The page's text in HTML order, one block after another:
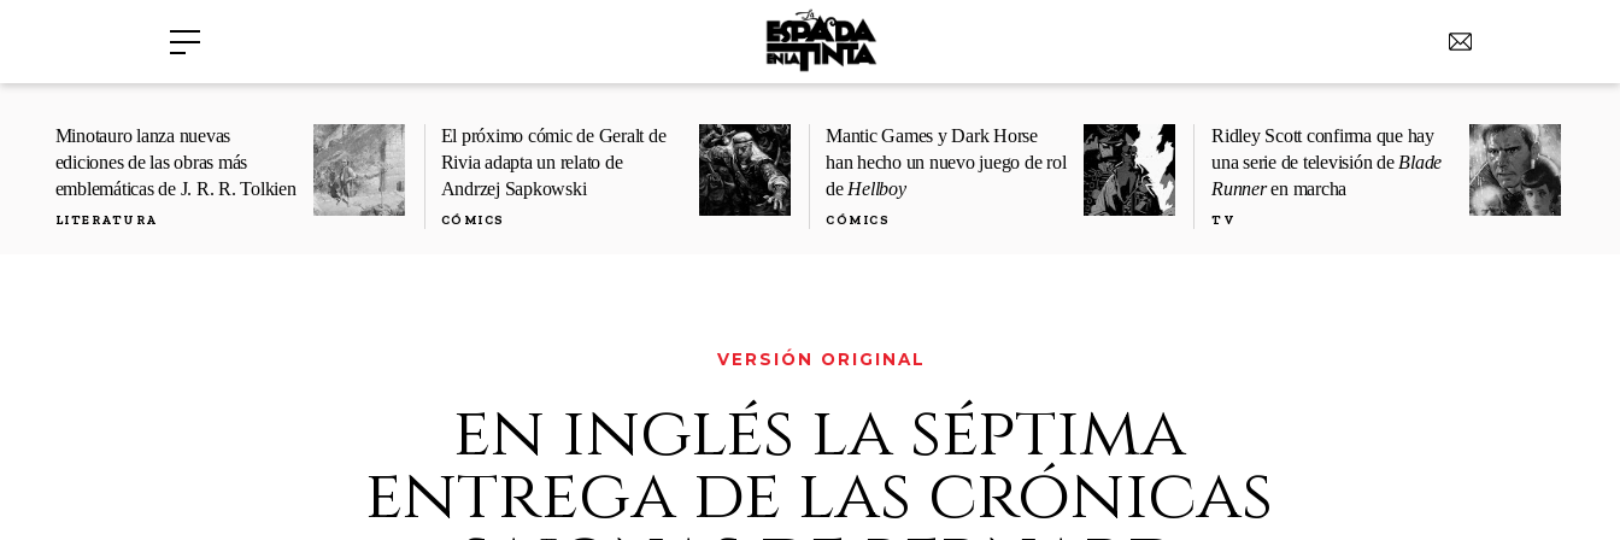
Minotauro lanza nuevas
ediciones de las obras más
emblemáticas de J. R. R. Tolkien
LITERATURA
El próximo cómic de Geralt de
Rivia adapta un relato de
Andrzej Sapkowski
CÓMICS
Mantic Games y Dark Horse
han hecho un nuevo juego de rol
de Hellboy
CÓMICS
Ridley Scott confirma que hay
una serie de televisión de Blade
Runneren marcha
TV
VERSIÓN ORIGINAL
en inglés la séptima
entrega de las crónicas
›